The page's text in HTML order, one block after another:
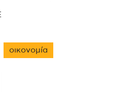
οικονομία